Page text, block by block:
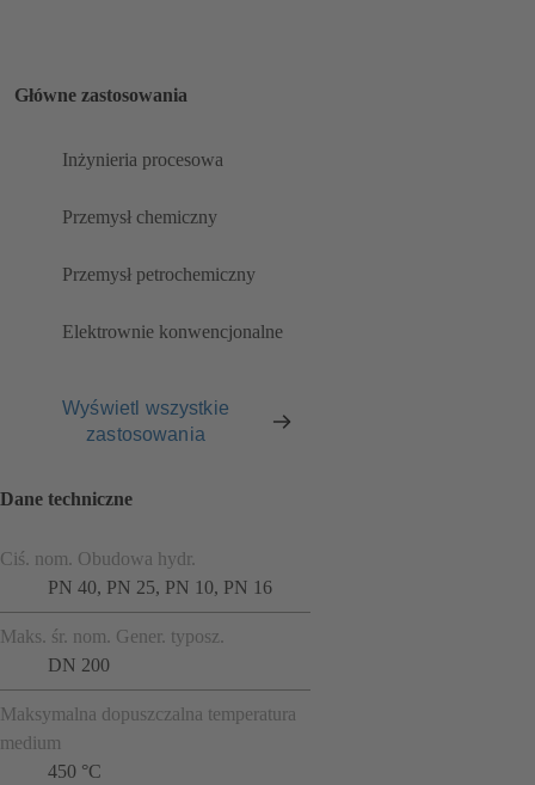
Główne zastosowania
Inżynieria procesowa
Przemysł chemiczny
Przemysł petrochemiczny
Elektrownie konwencjonalne
Wyświetl wszystkie
zastosowania
Dane techniczne
Ciś. nom. Obudowa hydr.
PN 40, PN 25, PN 10, PN 16
Maks. śr. nom. Gener. typosz.
DN 200
Maksymalna dopuszczalna temperatura
medium
450 °C